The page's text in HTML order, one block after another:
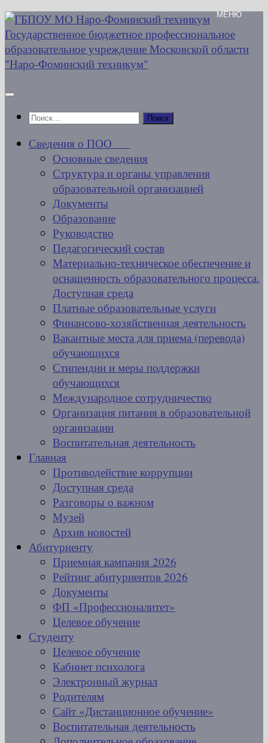
Перейти
к
содержимому
Найти:
Сведения о ПОО
Основные сведения
Структура и органы управления
образовательной организацией
Документы
Образование
Руководство
Педагогический состав
Материально-техническое обеспечение и
оснащенность образовательного процесса.
Доступная среда
Платные образовательные услуги
Финансово-хозяйственная деятельность
Вакантные места для приема (перевода)
обучающихся
Стипендии и меры поддержки
обучающихся
Международное сотрудничество
Организация питания в образовательной
организации
Воспитательная деятельность
Главная
Противодействие коррупции
Доступная среда
Разговоры о важном
Музей
Архив новостей
Абитуриенту
Приемная кампания 2026
Рейтинг абитуриентов 2026
Документы
ФП «Профессионалитет»
Целевое обучение
Студенту
Целевое обучение
Кабинет психолога
Электронный журнал
Родителям
Сайт «Дистанционное обучение»
Воспитательная деятельность